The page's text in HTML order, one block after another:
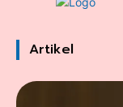
Artikel